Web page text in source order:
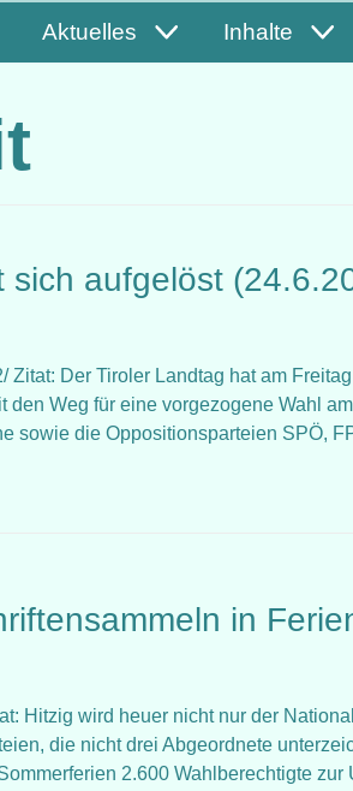
Aktuelles Inhalte
sich aufgelöst
Zitat: Der Tiroler Landtag hat am
Weg für eine vorgezogene Wahl
sowie die Oppositionsparteien SPÖ,
in
Hitzig wird heuer nicht nur der
die nicht drei Abgeordnete
2.600 Wahlberechtigte